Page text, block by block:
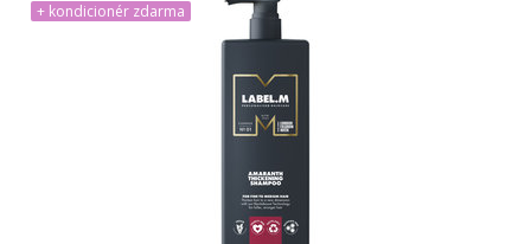
+ kondicionér zdarma